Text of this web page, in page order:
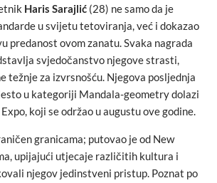
Haris Sarajlić (28) ne samo da je
u svijetu tetoviranja, već i dokazao
predanost ovom zanatu. Svaka nagrada
svjedočanstvo njegove strasti,
težnje za izvrsnošću. Njegova posljednja
u kategoriji Mandala-geometry dolazi
koji se održao u augustu ove godine.
granicama; putovao je od New
upijajući utjecaje različitih kultura i
njegov jedinstveni pristup. Poznat po